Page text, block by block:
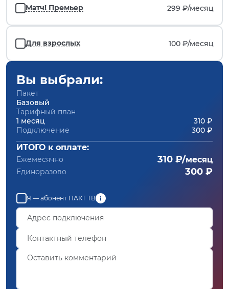
Матч! Премьер 299 ₽/месяц
Для взрослых 100 ₽/месяц
Вы выбрали:
Пакет
Базовый
Тарифный план
1 месяц
310 ₽
Подключение
300 ₽
ИТОГО к оплате:
Ежемесячно 310 ₽/месяц
Единоразово 300 ₽
Я — абонент ПАКТ ТВ